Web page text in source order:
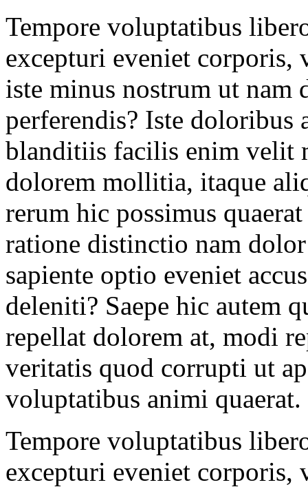
Tempore voluptatibus
excepturi eveniet corporis,
iste minus nostrum ut nam
perferendis? Iste doloribus
blanditiis facilis enim velit
dolorem mollitia, itaque
rerum hic possimus
ratione distinctio nam
sapiente optio eveniet
deleniti? Saepe hic autem
repellat dolorem at, modi
veritatis quod corrupti ut
voluptatibus animi quaerat.
Tempore voluptatibus
excepturi eveniet corporis,